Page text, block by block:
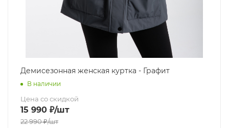
Демисезонная женская куртка - Графит
В наличии
Цена со скидкой
15 990 ₽/шт
22 990₽/шт